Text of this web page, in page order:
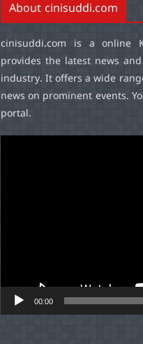
About cinisuddi.com
cinisuddi.com is a online
provides the latest news
industry. It offers a wide
news on prominent events.
portal.
00:00